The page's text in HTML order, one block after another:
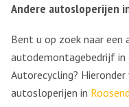
Andere autosloperijen
Bent u op zoek naar
autodemontagebedrijf in
Autorecycling?
autosloperijen in